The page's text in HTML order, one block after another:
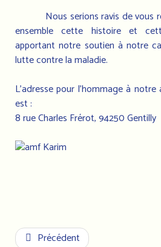
Nous serions ravis de vous
ensemble cette histoire et
apportant notre soutien à notre
lutte contre la maladie.
L’adresse pour l’hommage à
est :
8 rue Charles Frérot, 94250 Gentilly
Précédent